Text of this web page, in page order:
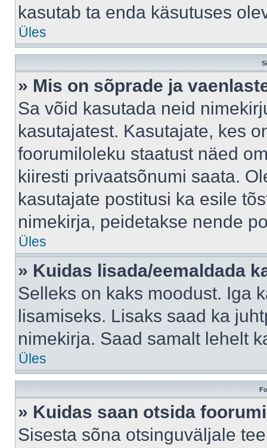
kasutab ta enda käsutuses
Üles
» Mis on sõprade ja
Sa võid kasutada neid
kasutajatest. Kasutajate, kes
foorumiloleku staatust näed
kiiresti privaatsõnumi saata.
kasutajate postitusi ka esile
nimekirja, peidetakse nende
Üles
» Kuidas lisada/eemaldada
Selleks on kaks moodust. Iga
lisamiseks. Lisaks saad ka
nimekirja. Saad samalt lehelt
Üles
» Kuidas saan otsida
Sisesta sõna otsinguväljale